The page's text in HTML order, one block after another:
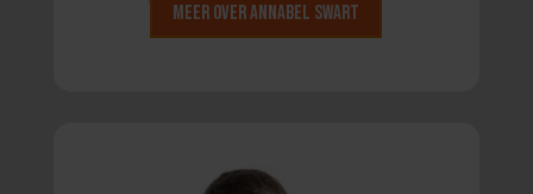
Meer over Annabel Swart